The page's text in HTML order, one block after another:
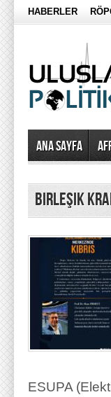
HABERLER
Ana Sayfa
birleşik
ESUPA